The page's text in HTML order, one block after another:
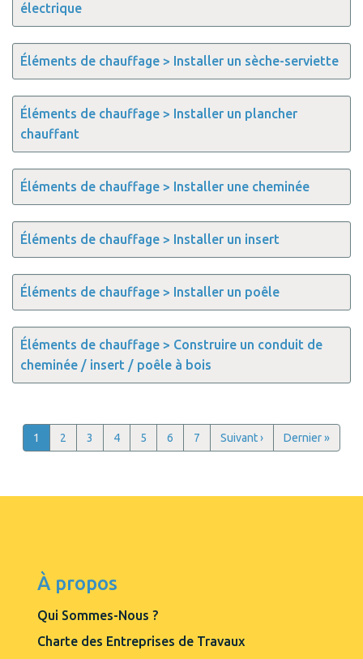
électrique
Éléments de chauffage > Installer un sèche-serviette
Éléments de chauffage > Installer un plancher
chauffant
Éléments de chauffage > Installer une cheminée
Éléments de chauffage > Installer un insert
Éléments de chauffage > Installer un poêle
Éléments de chauffage > Construire un conduit de
cheminée / insert / poêle à bois
Current
page
1 Page
2 Page
3 Page
4 Page
5 Page
6 Page
7
Next
page
Suivant ›
Last
page
Dernier »
À propos
Qui Sommes-Nous ?
Charte des Entreprises de Travaux